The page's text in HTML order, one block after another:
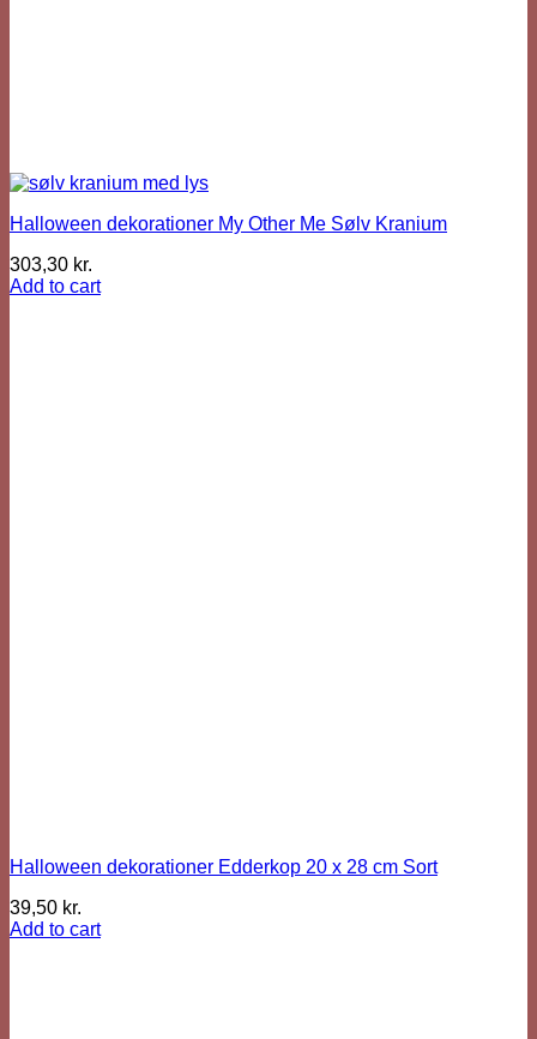
Halloween dekorationer My Other Me Sølv Kranium
303,30 kr.
Add to cart
Halloween dekorationer Edderkop 20 x 28 cm Sort
39,50 kr.
Add to cart